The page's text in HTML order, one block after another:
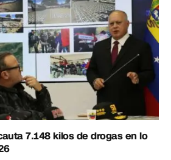
7.148 kilos de drogas en lo